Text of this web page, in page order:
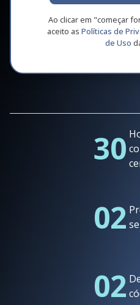
Ao clicar em "começar
aceito as Políticas de
de Uso
30
02
02